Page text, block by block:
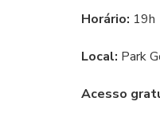
Horário: 19h
Local: Park
Acesso